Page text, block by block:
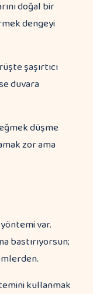
doğal bir
dengeyi
şaşırtıcı
duvara
düşme
zor ama
var.
bastırıyorsun;
kullanmak